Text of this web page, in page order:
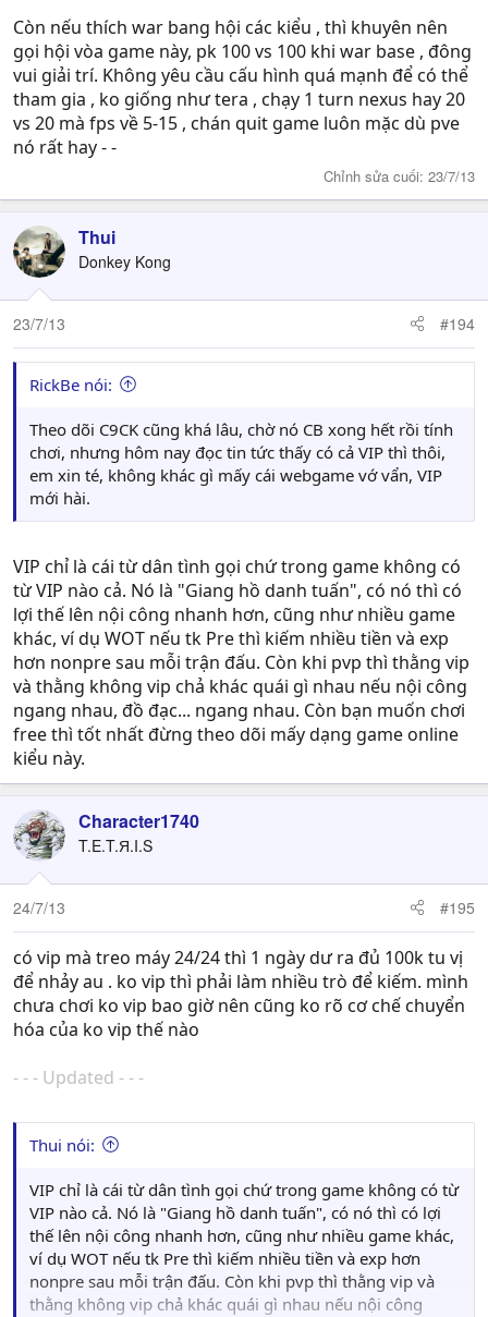
Còn nếu thích war bang hội các kiểu , thì khuyên nên
gọi hội vòa game này, pk 100 vs 100 khi war base , đông
vui giải trí. Không yêu cầu cấu hình quá mạnh để có thể
tham gia , ko giống như tera , chạy 1 turn nexus hay 20
vs 20 mà fps về 5-15 , chán quit game luôn mặc dù pve
nó rất hay - -
Chỉnh sửa cuối: 23/7/13
Thui
Donkey Kong
23/7/13 #194
RickBe nói:
Theo dõi C9CK cũng khá lâu, chờ nó CB xong hết rồi tính
chơi, nhưng hôm nay đọc tin tức thấy có cả VIP thì thôi,
em xin té, không khác gì mấy cái webgame vớ vẩn, VIP
mới hài.
VIP chỉ là cái từ dân tình gọi chứ trong game không có
từ VIP nào cả. Nó là "Giang hồ danh tuấn", có nó thì có
lợi thế lên nội công nhanh hơn, cũng như nhiều game
khác, ví dụ WOT nếu tk Pre thì kiếm nhiều tiền và exp
hơn nonpre sau mỗi trận đấu. Còn khi pvp thì thằng vip
và thằng không vip chả khác quái gì nhau nếu nội công
ngang nhau, đồ đạc... ngang nhau. Còn bạn muốn chơi
free thì tốt nhất đừng theo dõi mấy dạng game online
kiểu này.
Character1740
T.E.T.Я.I.S
24/7/13 #195
có vip mà treo máy 24/24 thì 1 ngày dư ra đủ 100k tu vị
để nhảy au . ko vip thì phải làm nhiều trò để kiếm. mình
chưa chơi ko vip bao giờ nên cũng ko rõ cơ chế chuyển
hóa của ko vip thế nào
- - - Updated - - -
Thui nói:
VIP chỉ là cái từ dân tình gọi chứ trong game không có từ
VIP nào cả. Nó là "Giang hồ danh tuấn", có nó thì có lợi
thế lên nội công nhanh hơn, cũng như nhiều game khác,
ví dụ WOT nếu tk Pre thì kiếm nhiều tiền và exp hơn
nonpre sau mỗi trận đấu. Còn khi pvp thì thằng vip và
thằng không vip chả khác quái gì nhau nếu nội công